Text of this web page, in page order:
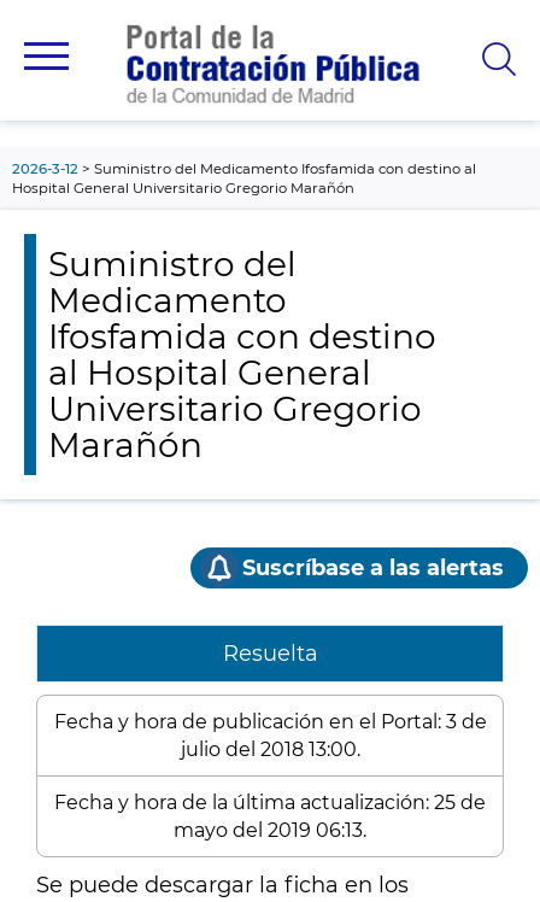
principal
2026-3-12
Suministro del Medicamento Ifosfamida con destino al
Hospital General Universitario Gregorio Marañón
Suministro del
Medicamento
Ifosfamida con destino
al Hospital General
Universitario Gregorio
Marañón
Suscríbase a las alertas
Resuelta
Fecha y hora de publicación en el Portal: 3 de
julio del 2018 13:00.
Fecha y hora de la última actualización: 25 de
mayo del 2019 06:13.
Se puede descargar la ficha en los